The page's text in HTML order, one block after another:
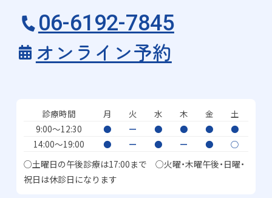
06-6192-7845
オンライン予約
診療時間 月 火 水 木 金
土
9:00〜12:30
● ー ● ● ●
●
14:00〜19:00
● ー ● ー ●
○
○土曜日の午後診療は17:00まで ○火曜・木曜午後・日曜・
祝日は休診日になります